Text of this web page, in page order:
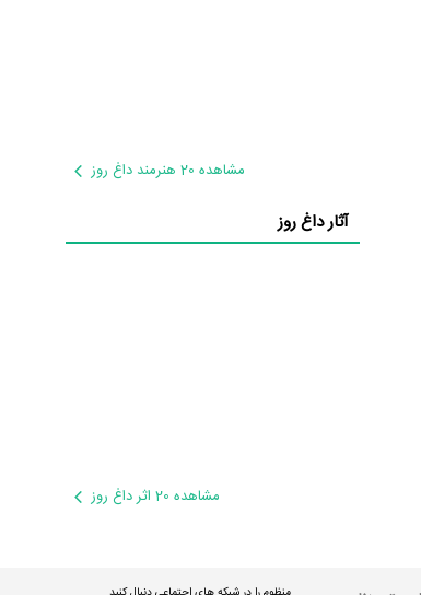
مشاهده 20 هنرمند داغ روز
آثار داغ روز
مشاهده 20 اثر داغ روز